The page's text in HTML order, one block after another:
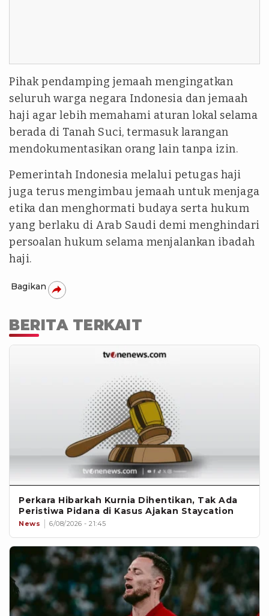
Pihak pendamping jemaah mengingatkan
seluruh warga negara Indonesia dan jemaah
haji agar lebih memahami aturan lokal selama
berada di Tanah Suci, termasuk larangan
mendokumentasikan orang lain tanpa izin.
Pemerintah Indonesia melalui petugas haji
juga terus mengimbau jemaah untuk menjaga
etika dan menghormati budaya serta hukum
yang berlaku di Arab Saudi demi menghindari
persoalan hukum selama menjalankan ibadah
haji.
Bagikan
BERITA TERKAIT
Perkara Hibarkah Kurnia Dihentikan, Tak Ada
Peristiwa Pidana di Kasus Ajakan Staycation
News 6/08/2026 - 21:45